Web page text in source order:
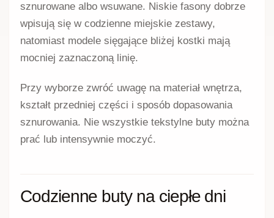
sznurowane albo wsuwane. Niskie fasony dobrze
wpisują się w codzienne miejskie zestawy,
natomiast modele sięgające bliżej kostki mają
mocniej zaznaczoną linię.
Przy wyborze zwróć uwagę na materiał wnętrza,
kształt przedniej części i sposób dopasowania
sznurowania. Nie wszystkie tekstylne buty można
prać lub intensywnie moczyć.
Codzienne buty na ciepłe dni